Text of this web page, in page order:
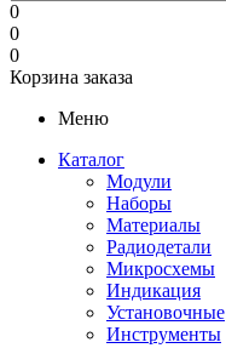
0
0
0
Корзина заказа
Меню
Каталог
Модули
Наборы
Материалы
Радиодетали
Микросхемы
Индикация
Установочные
Инструменты